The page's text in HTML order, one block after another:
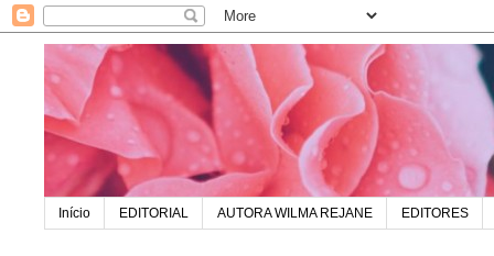
Início EDITORIAL AUTORA WILMA REJANE EDITORES